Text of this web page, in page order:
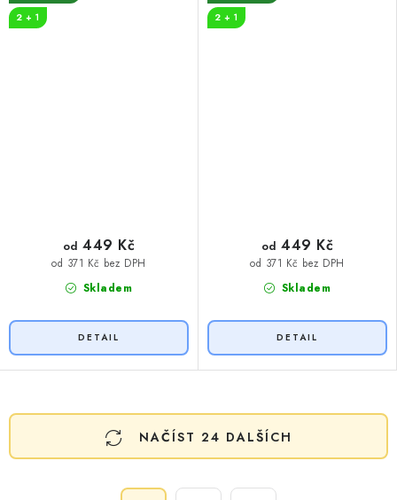
2 + 1
Skladem
od 371 Kč bez DPH
od 449 Kč
2 + 1
Skladem
od 371 Kč bez DPH
od 449 Kč
O
v
NAČÍST 24 DALŠÍCH